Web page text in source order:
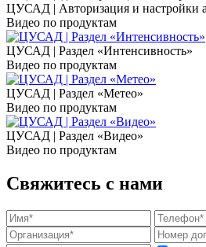
ЦУСАД | Авторизация и настройки
Видео по продуктам
ЦУСАД | Раздел «Интенсивность»
Видео по продуктам
ЦУСАД | Раздел «Метео»
Видео по продуктам
ЦУСАД | Раздел «Видео»
Видео по продуктам
Свяжитесь с нами